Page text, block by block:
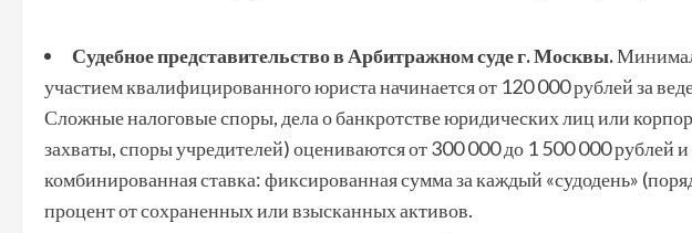
Судебное представительство в Арбитражном суде г. Москвы.
участием квалифицированного юриста начинается от 120 000 рублей за
Сложные налоговые споры, дела о банкротстве юридических лиц или
захваты, споры учредителей) оцениваются от 300 000 до 1 500 000 рублей
комбинированная ставка: фиксированная сумма за каждый «судодень»
процент от сохраненных или взысканных активов.